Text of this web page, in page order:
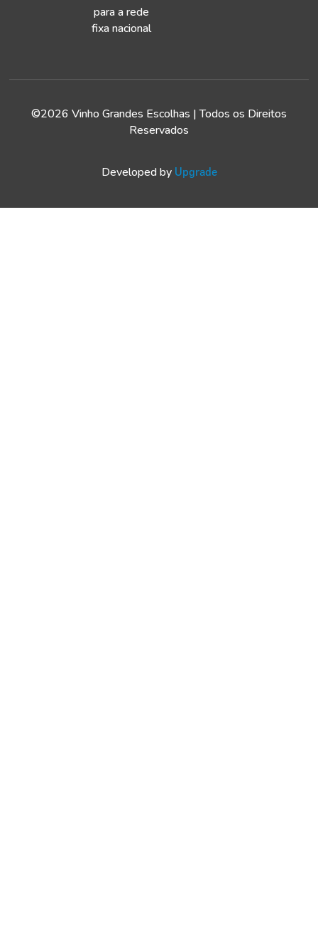
para a rede
fixa nacional
©2026 Vinho Grandes Escolhas | Todos os Direitos
Reservados
Developed by Upgrade